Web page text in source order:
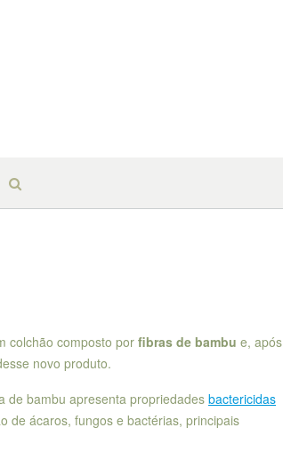
colchão composto por fibras de bambu e, após
novo produto.
de bambu apresenta propriedades bactericidas
de ácaros, fungos e bactérias, principais